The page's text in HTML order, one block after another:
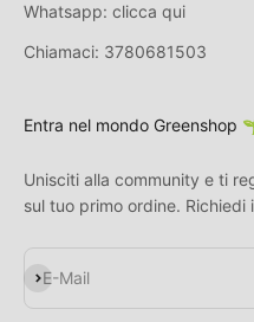
Whatsapp: clicca qui
Chiamaci: 3780681503
Entra nel mondo Greenshop
Unisciti alla community e ti
sul tuo primo ordine. Richiedi
E-Mail
Abonnieren